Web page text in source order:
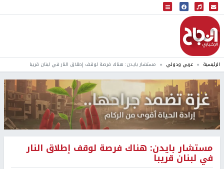
البث المباشر
إذاعة النجاح
الرئيسية عربي ودولي مستشار بايدن: هناك فرصة لوقف إطلاق النار في لبنان قريبا
مستشار بايدن: هناك فرصة لوقف إطلاق النار
في لبنان قريبا